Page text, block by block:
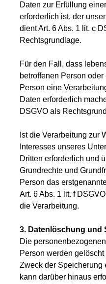
Daten zur Erfüllung
erforderlich ist, der
dient Art. 6 Abs. 1 lit. c
Rechtsgrundlage.
Für den Fall, dass
betroffenen Person
Person eine
Daten erforderlich
DSGVO als
Ist die Verarbeitung zur
Interesses unseres
Dritten erforderlich und
Grundrechte und
Person das
Art. 6 Abs. 1 lit. f
die Verarbeitung.
3. Datenlöschung und
Die
Person werden
Zweck der Speicherung
kann darüber hinaus